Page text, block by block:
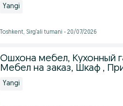
Yangi
Toshkent, Sirg‘ali tumani - 20/07/2026
Ошхона мебел, Кухонный
Мебел на заказ, Шкаф ,
Yangi